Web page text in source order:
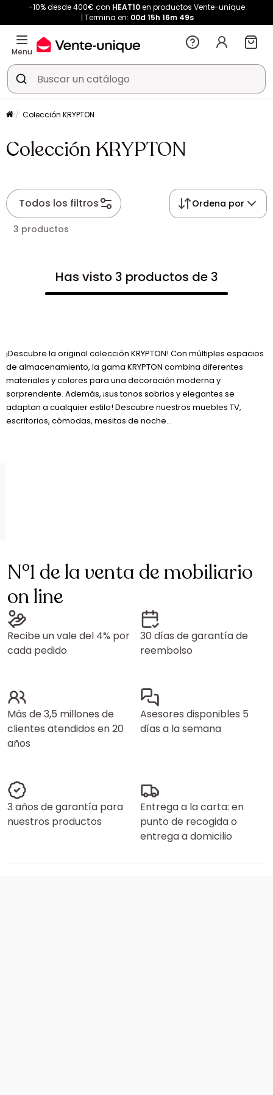
-10% desde 400€ con HEAT10en productos Vente-unique
Termina en: 00d 15h 16m 48s
Menu
Colección KRYPTON
Colección KRYPTON
Todos los filtros Ordena por
3 productos
Has visto 3 productos de 3
¡Descubre la original colección KRYPTON! Con múltiples espacios
de almacenamiento, la gama KRYPTON combina diferentes
materiales y colores para una decoración moderna y
sorprendente. Además, ¡sus tonos sobrios y elegantes se
adaptan a cualquier estilo! Descubre nuestros muebles TV,
escritorios, cómodas, mesitas de noche...
N°1 de la venta de mobiliario
on line
Recibe un vale del 4% por
cada pedido
30 días de garantía de
reembolso
Más de 3,5 millones de
clientes atendidos en 20
años
Asesores disponibles 5
días a la semana
3 años de garantía para
nuestros productos
Entrega a la carta: en
punto de recogida o
entrega a domicilio